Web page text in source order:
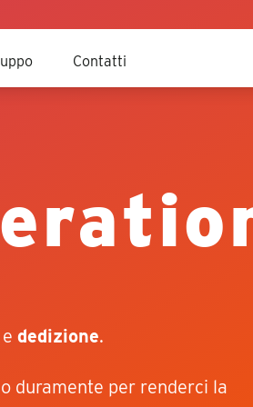
Contatti
dedizione.
duramente per renderci la